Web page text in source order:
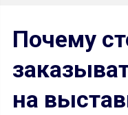
Почему
на